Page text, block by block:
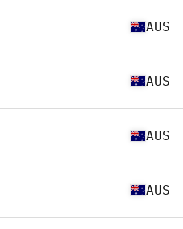
AUS
AUS
AUS
AUS